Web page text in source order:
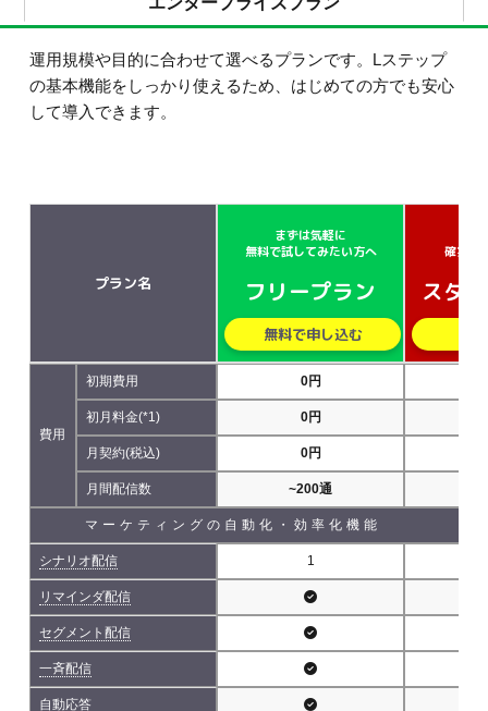
運用規模や目的に合わせて選べるプランです。Lステップ
の基本機能をしっかり使えるため、はじめての方でも安心
して導入できます。
プラン名
まずは気軽に
無料で試してみたい方へ
フリープラン
無料で申し込む
確実に
スタ
費用
初期費用 0円
初月料金(*1) 0円
月契約(税込) 0円
月間配信数 ~200通
マーケティングの自動化・効率化機能
シナリオ配信 1
リマインダ配信
セグメント配信
一斉配信
自動応答